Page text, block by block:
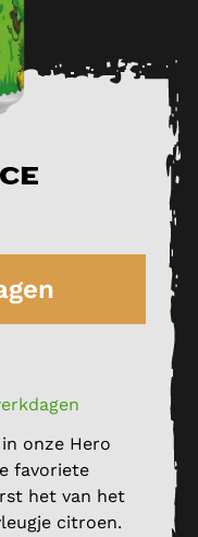
onze Hero
favoriete
het van het
citroen.